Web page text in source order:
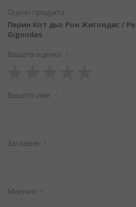
Оцени продукта:
Перин Кот дьо Рон Жигондас /
Gigondas
Вашата оценка
star
stars
stars
stars
stars
Вашето име
Заглавиe
Мнение